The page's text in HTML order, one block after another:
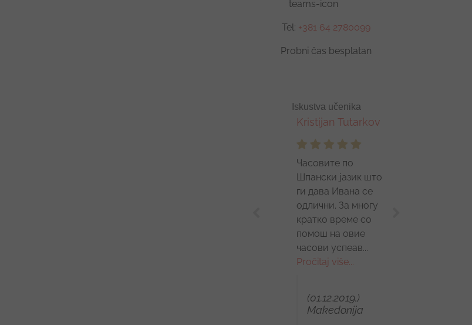
Tel: +381 64 2780099
Probni čas besplatan
Iskustva učenika
Kristijan Tutarkov
Часовите по
Шпански јазик што
ги дава Ивана се
одлични. За многу
кратко време со
помош на овие
часови успеав...
Pročitaj više...
(01.12.2019.)
Makedonija
Nenad Milošević
Ako zaista želite da
„propričate“ španski
jezik, rad sa Ivanom
će Vas najbolje
dovesti do cilja.
Svaki čas sa
Ivanom...Pročitaj
više...
(01.12.2021.)
Beograd, Srbija